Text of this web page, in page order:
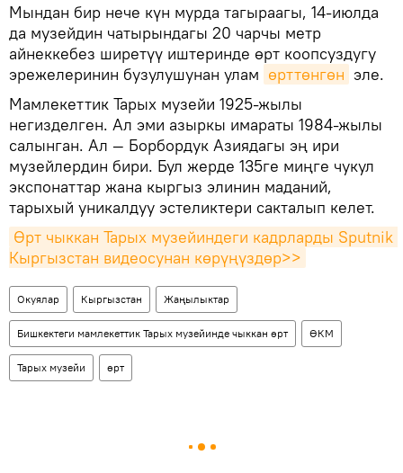
Мындан бир нече күн мурда тагыраагы, 14-июлда
да музейдин чатырындагы 20 чарчы метр
айнеккебез ширетүү иштеринде өрт коопсуздугу
эрежелеринин бузулушунан улам өрттөнгөн эле.
Мамлекеттик Тарых музейи 1925-жылы
негизделген. Ал эми азыркы имараты 1984-жылы
салынган. Ал — Борбордук Азиядагы эң ири
музейлердин бири. Бул жерде 135ге миңге чукул
экспонаттар жана кыргыз элинин маданий,
тарыхый уникалдуу эстеликтери сакталып келет.
Өрт чыккан Тарых музейиндеги кадрларды Sputnik
Кыргызстан видеосунан көрүңүздөр>>
Окуялар Кыргызстан Жаңылыктар
Бишкектеги мамлекеттик Тарых музейинде чыккан өрт ӨКМ
Тарых музейи өрт